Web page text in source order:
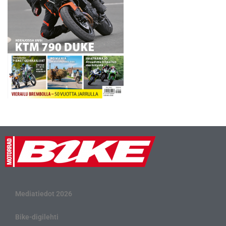
Mediatiedot 2026
Bike-digilehti